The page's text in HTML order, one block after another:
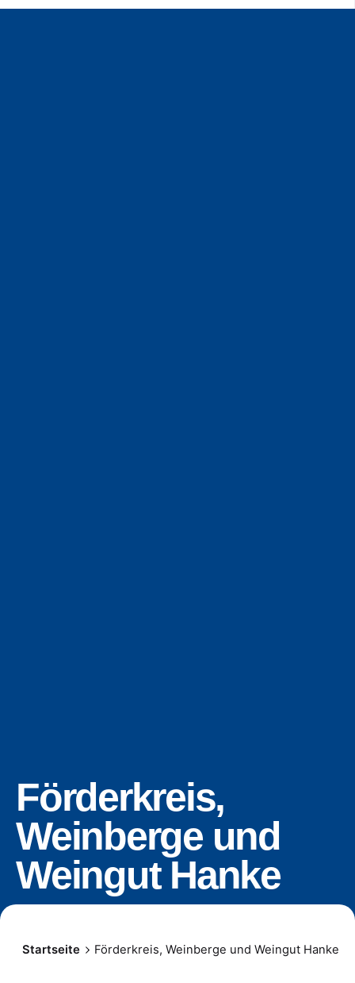
Förderkreis,
Weinberge und
Weingut Hanke
Startseite Förderkreis, Weinberge und Weingut Hanke